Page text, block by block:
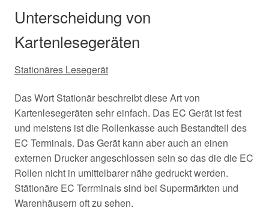
Unterscheidung von
Kartenlesegeräten
Stationäres Lesegerät
Das Wort Stationär beschreibt diese Art von
Kartenlesegeräten sehr einfach. Das EC Gerät ist fest
und meistens ist die Rollenkasse auch Bestandteil des
EC Terminals. Das Gerät kann aber auch an einen
externen Drucker angeschlossen sein so das die die EC
Rollen nicht in umittelbarer nähe gedruckt werden.
Stätionäre EC Terrminals sind bei Supermärkten und
Warenhäusern oft zu sehen.